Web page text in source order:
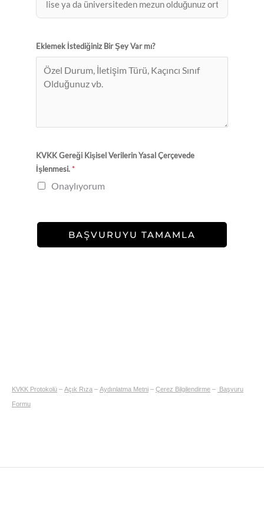
Eklemek İstediğiniz Bir Şey Var mı?
KVKK Gereği Kişisel Verilerin Yasal Çerçevede
İşlenmesi.*
Onaylıyorum
BAŞVURUYU TAMAMLA
KVKK Protokolü – Açık Rıza – Aydınlatma Metni – Çerez Bilgilendirme – Başvuru
Formu